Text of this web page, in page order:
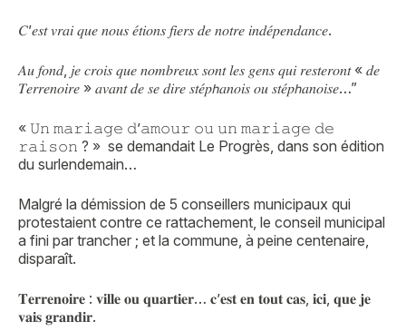
𝐶’𝑒𝑠𝑡 𝑣𝑟𝑎𝑖 𝑞𝑢𝑒 𝑛𝑜𝑢𝑠 𝑒́𝑡𝑖𝑜𝑛𝑠 𝑓𝑖𝑒𝑟𝑠 𝑑𝑒 𝑛𝑜𝑡𝑟𝑒 𝑖𝑛𝑑𝑒́𝑝𝑒𝑛𝑑𝑎𝑛𝑐𝑒.
𝐴𝑢 𝑓𝑜𝑛𝑑, 𝑗𝑒 𝑐𝑟𝑜𝑖𝑠 𝑞𝑢𝑒 𝑛𝑜𝑚𝑏𝑟𝑒𝑢𝑥 𝑠𝑜𝑛𝑡 𝑙𝑒𝑠 𝑔𝑒𝑛𝑠 𝑞𝑢𝑖 𝑟𝑒𝑠𝑡𝑒𝑟𝑜𝑛𝑡 « 𝑑𝑒
𝑇𝑒𝑟𝑟𝑒𝑛𝑜𝑖𝑟𝑒 » 𝑎𝑣𝑎𝑛𝑡 𝑑𝑒 𝑠𝑒 𝑑𝑖𝑟𝑒 𝑠𝑡𝑒́𝑝𝘩𝑎𝑛𝑜𝑖𝑠 𝑜𝑢 𝑠𝑡𝑒́𝑝𝘩𝑎𝑛𝑜𝑖𝑠𝑒…”
« 𝚄𝚗 𝚖𝚊𝚛𝚒𝚊𝚐𝚎 𝚍’𝚊𝚖𝚘𝚞𝚛 𝚘𝚞 𝚞𝚗 𝚖𝚊𝚛𝚒𝚊𝚐𝚎 𝚍𝚎
𝚛𝚊𝚒𝚜𝚘𝚗 ? » se demandait Le Progrès, dans son édition
du surlendemain…
Malgré la démission de 5 conseillers municipaux qui
protestaient contre ce rattachement, le conseil municipal
a fini par trancher ; et la commune, à peine centenaire,
disparaît.
𝐓𝐞𝐫𝐫𝐞𝐧𝐨𝐢𝐫𝐞 : 𝐯𝐢𝐥𝐥𝐞 𝐨𝐮 𝐪𝐮𝐚𝐫𝐭𝐢𝐞𝐫… 𝐜’𝐞𝐬𝐭 𝐞𝐧 𝐭𝐨𝐮𝐭 𝐜𝐚𝐬, 𝐢𝐜𝐢, 𝐪𝐮𝐞 𝐣𝐞
𝐯𝐚𝐢𝐬 𝐠𝐫𝐚𝐧𝐝𝐢𝐫.